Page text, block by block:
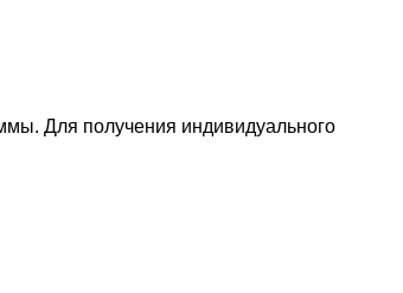
Для получения индивидуального